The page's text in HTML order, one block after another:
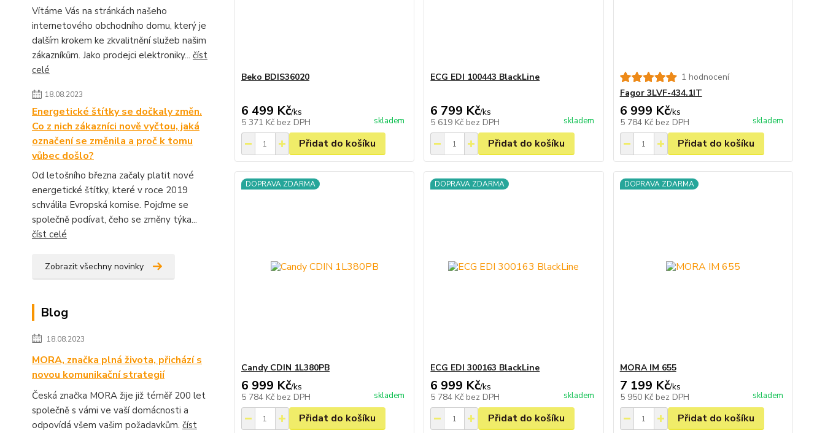
Vítáme Vás na stránkách našeho
internetového obchodního domu, který je
dalším krokem ke zkvalitnění služeb našim
zákazníkům. Jako prodejci elektroniky... číst
celé
18.08.2023
Energetické štítky se dočkaly změn.
Co z nich zákazníci nově vyčtou, jaká
označení se změnila a proč k tomu
vůbec došlo?
Od letošního března začaly platit nové
energetické štítky, které v roce 2019
schválila Evropská komise. Pojďme se
společně podívat, čeho se změny týka...
číst celé
Zobrazit všechny novinky
Blog
18.08.2023
MORA, značka plná života, přichází s
novou komunikační strategií
Česká značka MORA žije již téměř 200 let
společně s vámi ve vaší domácnosti a
odpovídá všem vašim požadavkům. číst
Beko BDIS36020
6 499 Kč/ks
5 371 Kč bez DPH skladem
Přidat do košíku
ECG EDI 100443 BlackLine
6 799 Kč/ks
5 619 Kč bez DPH skladem
Přidat do košíku
1 hodnocení
Fagor 3LVF-434.1IT
6 999 Kč/ks
5 784 Kč bez DPH skladem
Přidat do košíku
DOPRAVA ZDARMA
Candy CDIN 1L380PB
6 999 Kč/ks
5 784 Kč bez DPH skladem
Přidat do košíku
DOPRAVA ZDARMA
ECG EDI 300163 BlackLine
6 999 Kč/ks
5 784 Kč bez DPH skladem
Přidat do košíku
DOPRAVA ZDARMA
MORA IM 655
7 199 Kč/ks
5 950 Kč bez DPH skladem
Přidat do košíku